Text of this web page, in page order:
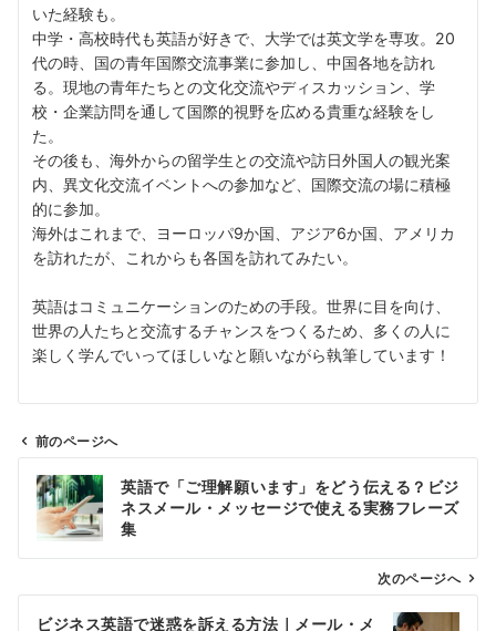
いた経験も。
中学・高校時代も英語が好きで、大学では英文学を専攻。20
代の時、国の青年国際交流事業に参加し、中国各地を訪れ
る。現地の青年たちとの文化交流やディスカッション、学
校・企業訪問を通して国際的視野を広める貴重な経験をし
た。
その後も、海外からの留学生との交流や訪日外国人の観光案
内、異文化交流イベントへの参加など、国際交流の場に積極
的に参加。
海外はこれまで、ヨーロッパ9か国、アジア6か国、アメリカ
を訪れたが、これからも各国を訪れてみたい。
英語はコミュニケーションのための手段。世界に目を向け、
世界の人たちと交流するチャンスをつくるため、多くの人に
楽しく学んでいってほしいなと願いながら執筆しています！
前のページへ
英語で「ご理解願います」をどう伝える？ビジ
ネスメール・メッセージで使える実務フレーズ
集
次のページへ
ビジネス英語で迷惑を訴える方法｜メール・メ